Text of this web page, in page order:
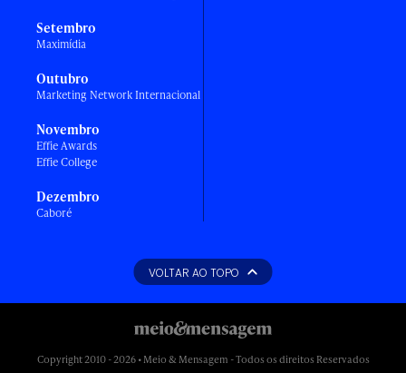
Setembro
Maximídia
Outubro
Marketing Network Internacional
Novembro
Effie Awards
Effie College
Dezembro
Caboré
VOLTAR AO TOPO
Copyright 2010 - 2026 • Meio & Mensagem - Todos os direitos Reservados